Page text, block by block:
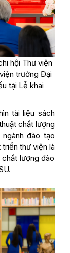
hội Thư viện
trường Đại
tại Lễ khai
tài liệu sách
chất lượng
đào tạo
thư viện là
lượng đào